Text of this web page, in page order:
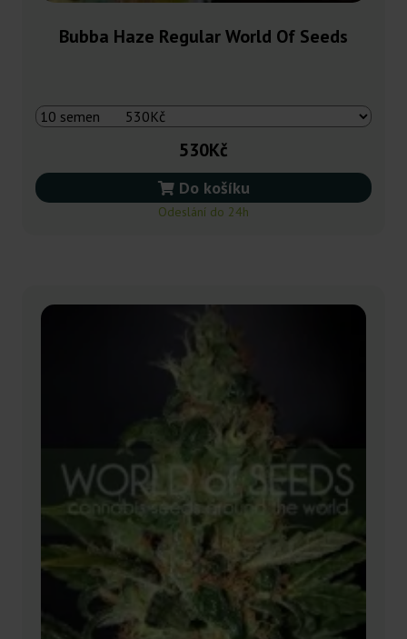
Bubba Haze Regular World Of Seeds
530Kč
Do košíku
Odeslání do 24h